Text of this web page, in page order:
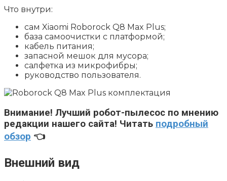
Что внутри:
сам Xiaomi Roborock Q8 Max Plus;
база самоочистки с платформой;
кабель питания;
запасной мешок для мусора;
салфетка из микрофибры;
руководство пользователя.
Внимание! Лучший робот-пылесос по мнению
редакции нашего сайта! Читать подробный
обзор 👈
Внешний вид